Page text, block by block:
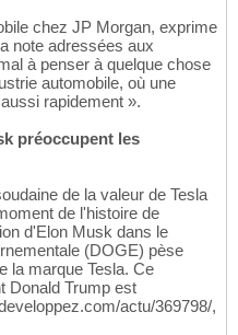
chez JP Morgan, exprime
note adressées aux
à penser à quelque chose
automobile, où une
rapidement ».
préoccupent les
de la valeur de Tesla
de l'histoire de
d'Elon Musk dans le
(DOGE) pèse
la marque Tesla. Ce
Donald Trump est
actu/369798/,